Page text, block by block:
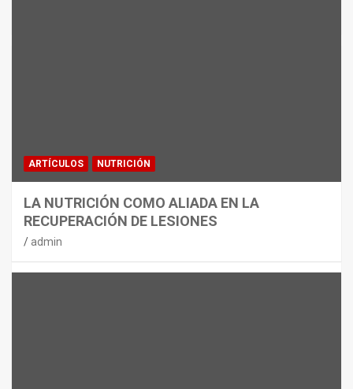
ARTÍCULOS NUTRICIÓN
LA NUTRICIÓN COMO ALIADA EN LA
RECUPERACIÓN DE LESIONES
admin